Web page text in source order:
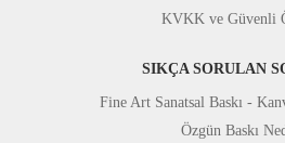
KVKK ve Güvenli
SIKÇA SORULAN
Fine Art Sanatsal Baskı -
Özgün Baskı